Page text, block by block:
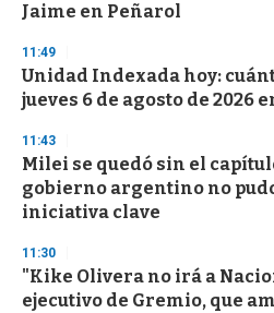
Jaime en Peñarol
11:49
Unidad Indexada hoy:
jueves 6 de agosto de 2026
11:43
Milei se quedó sin el
gobierno argentino no
iniciativa clave
11:30
"Kike Olivera no irá a
ejecutivo de Gremio, que